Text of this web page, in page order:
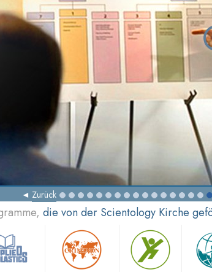
Zurück
die von der Scientology Kirche